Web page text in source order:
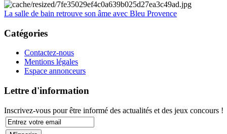
La salle de bain retrouve son âme avec Bleu Provence
Catégories
Contactez-nous
Mentions légales
Espace annonceurs
Lettre d'information
Inscrivez-vous pour être informé des actualités et des jeux concours !